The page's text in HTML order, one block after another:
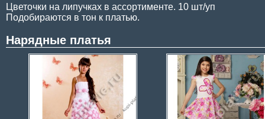
Цветочки на липучках в ассортименте. 10 шт/уп
Подобираются в тон к платью.
Нарядные платья